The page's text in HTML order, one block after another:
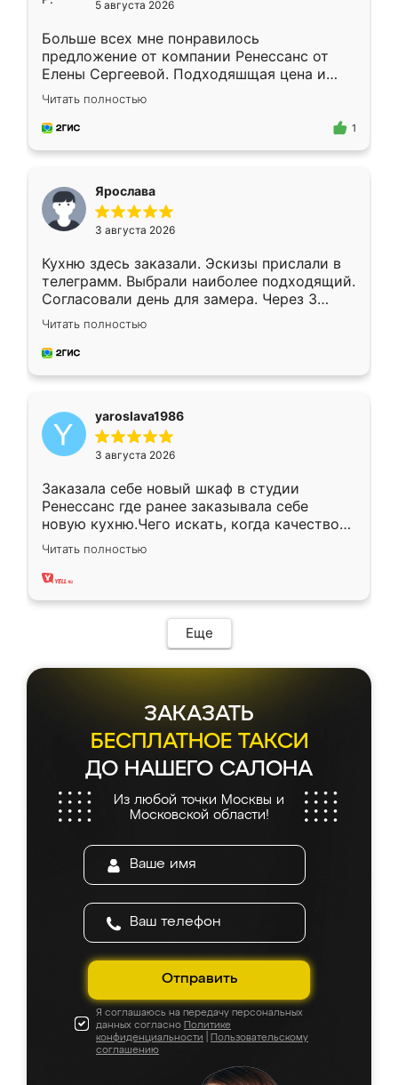
5 августа 2026
Больше всех мне понравилось
предложение от компании Ренессанс от
Елены Сергеевой. Подходяшщая цена и
короткие сроки изготовления. Приехавший
для замера сотрудник Владислав
предложил по моему эскизу самый
Читать полностью
1
Ярослава
3 августа 2026
Кухню здесь заказали. Эскизы прислали в
телеграмм. Выбрали наиболее подходящий.
Согласовали день для замера. Через 3
недели кухня была уже готова. Остались
довольны работой. Спасибо Ренессанс
мебель за качественную работу!
Читать полностью
yaroslava1986
3 августа 2026
Заказала себе новый шкаф в студии
Ренессанс где ранее заказывала себе
новую кухню.Чего искать, когда качеством
вполне довольна. Служит кухня уже почти
два года, нареканий нет.
Читать полностью
Еще
ЗАКАЗАТЬ
БЕСПЛАТНОЕ ТАКСИ
ДО НАШЕГО САЛОНА
Из любой точки Москвы и
Московской области!
Отправить
Я соглашаюсь на передачу персональных
данных согласно Политике
конфиденциальности
Пользовательскому
соглашению